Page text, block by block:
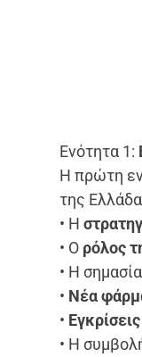
Ενότητα 1:
Η πρώτη
της
• Η
• Ο ρόλος
• Η
• Νέα
•
• Η